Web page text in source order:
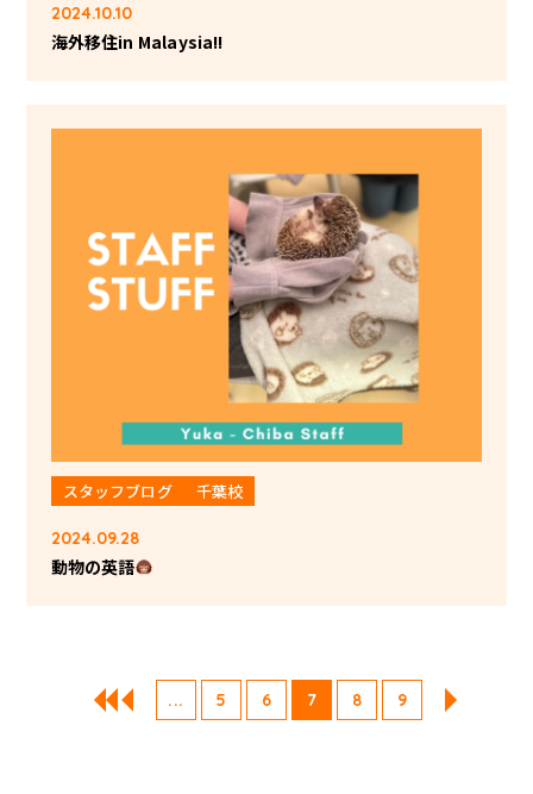
2024.10.10
海外移住in Malaysia!!
スタッフブログ 千葉校
2024.09.28
動物の英語
... 5 6 7 8 9